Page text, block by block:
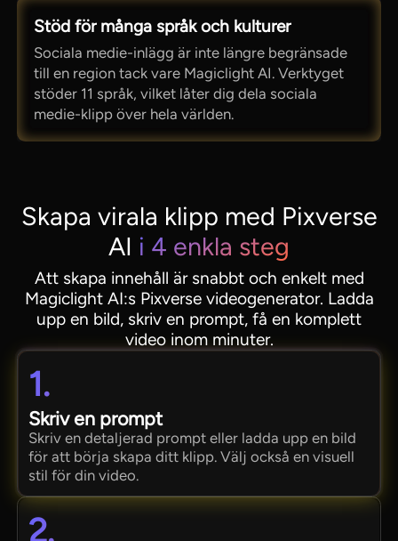
Stöd för många språk och kulturer
Sociala medie-inlägg är inte längre begränsade
till en region tack vare Magiclight AI. Verktyget
stöder 11 språk, vilket låter dig dela sociala
medie-klipp över hela världen.
Skapa virala klipp med Pixverse
AI i 4 enkla steg
Att skapa innehåll är snabbt och enkelt med
Magiclight AI:s Pixverse videogenerator. Ladda
upp en bild, skriv en prompt, få en komplett
video inom minuter.
1.
Skriv en prompt
Skriv en detaljerad prompt eller ladda upp en bild
för att börja skapa ditt klipp. Välj också en visuell
stil för din video.
2.